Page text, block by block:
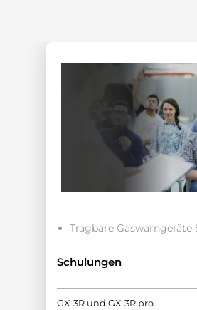
Tragbare Gaswarngeräte
Schulungen
GX-3R und GX-3R pro